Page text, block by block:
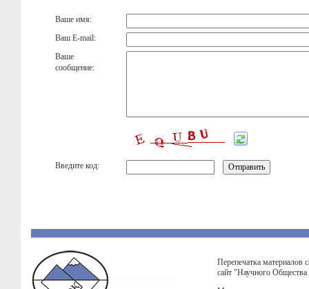
Ваше имя:
Ваш E-mail:
Ваше
сообщение:
Введите код:
Перепечатка материалов
сайт "Научного